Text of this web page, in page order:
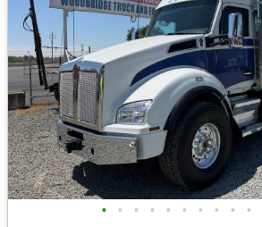
• • • • • • • • • •